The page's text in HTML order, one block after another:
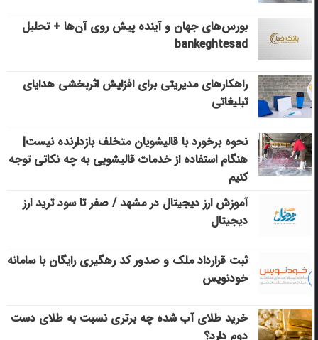
بورس‌های جهان و آینده پیش روی آن‌ها + تحلیل
bankeghtesad
راهکارهای مدیریتی برای افزایش اثربخشی هدایای
تبلیغاتی
نحوه برخورد با قالیشویان متخلف بازدارنده نیست|
هنگام استفاده از خدمات قالیشویی به چه نکاتی توجه
کنیم
آموزش ارز دیجیتال در مشهد / صفر تا سود ترید ارز
دیجیتال
ثبت قرارداد ملک و صدور کد رهگیری رایگان با سامانه
خودنویس
خرید طلای آب شده چه برتری نسبت به طلای دست
دوم دارد؟